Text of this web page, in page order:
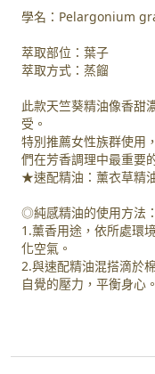
學名：Pelargonium
萃取部位：葉子
萃取方式：蒸餾
此款天竺葵精油像香甜
受。
特別推薦女性族群使用
們在芳香調理中最重要
★速配精油：薰衣草精
◎純感精油的使用方法：
1.薰香用途，依所處環
化空氣。
2.與速配精油混搭滴於
自覺的壓力，平衡身心。